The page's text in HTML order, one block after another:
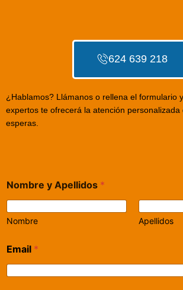
624 639 218
¿Hablamos? Llámanos o rellena el formulario
expertos te ofrecerá la atención personalizada
esperas.
Nombre y Apellidos *
Nombre Apellidos
Email *